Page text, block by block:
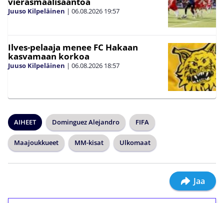
Juuso Kilpeläinen | 06.08.2026 19:57
Ilves-pelaaja menee FC Hakaan
kasvamaan korkoa
Juuso Kilpeläinen | 06.08.2026 18:57
AIHEET Dominguez Alejandro FIFA
Maajoukkueet MM-kisat Ulkomaat
Jaa